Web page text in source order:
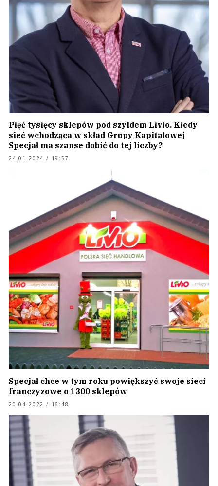
Pięć tysięcy sklepów pod szyldem Livio. Kiedy
sieć wchodząca w skład Grupy Kapitałowej
Specjał ma szanse dobić do tej liczby?
24.01.2024 / 19:57
Specjał chce w tym roku powiększyć swoje sieci
franczyzowe o 1300 sklepów
20.04.2022 / 16:48